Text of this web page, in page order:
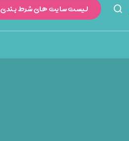
لیست سایت های شرط بندی